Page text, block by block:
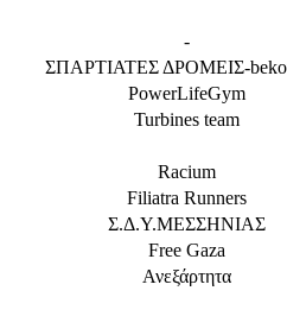
-
ΣΠΑΡΤΙΑΤΕΣ ΔΡΟΜΕΙΣ-
PowerLifeGym
Turbines team
Racium
Filiatra Runners
Σ.Δ.Υ.ΜΕΣΣΗΝΙΑΣ
Free Gaza
Ανεξάρτητα